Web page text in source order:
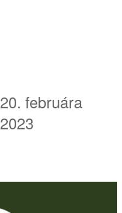
20. februára
2023